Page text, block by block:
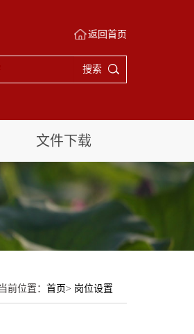
返回首页
搜索
文件下载
当前位置： 首页> 岗位设置